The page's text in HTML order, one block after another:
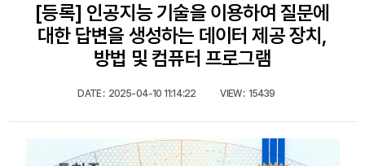
[등록] 인공지능 기술을 이용하여 질문에
대한 답변을 생성하는 데이터 제공 장치,
방법 및 컴퓨터 프로그램
DATE : 2025-04-10 11:14:22 VIEW : 15439